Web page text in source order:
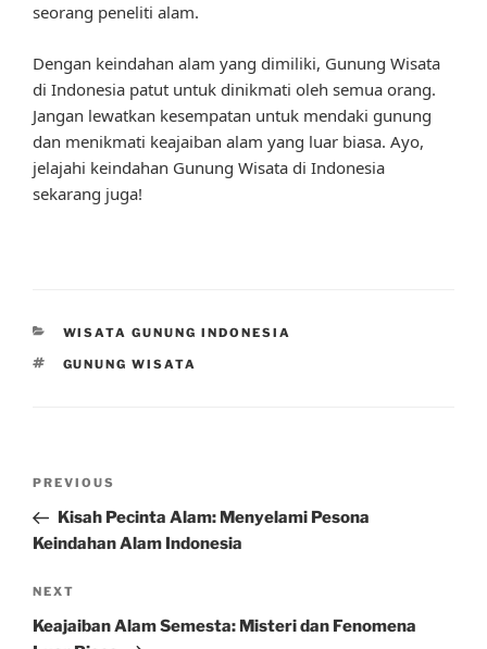
seorang peneliti alam.
Dengan keindahan alam yang dimiliki, Gunung Wisata
di Indonesia patut untuk dinikmati oleh semua orang.
Jangan lewatkan kesempatan untuk mendaki gunung
dan menikmati keajaiban alam yang luar biasa. Ayo,
jelajahi keindahan Gunung Wisata di Indonesia
sekarang juga!
CATEGORIES
WISATA GUNUNG INDONESIA
TAGS
GUNUNG WISATA
Previous
Post
PREVIOUS
Kisah Pecinta Alam: Menyelami Pesona
Keindahan Alam Indonesia
Next
Post
NEXT
Keajaiban Alam Semesta: Misteri dan Fenomena